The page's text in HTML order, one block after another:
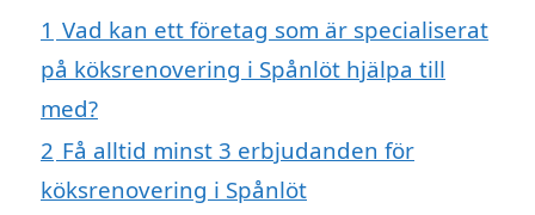
1 Vad kan ett företag som är specialiserat
på köksrenovering i Spånlöt hjälpa till
med?
2 Få alltid minst 3 erbjudanden för
köksrenovering i Spånlöt